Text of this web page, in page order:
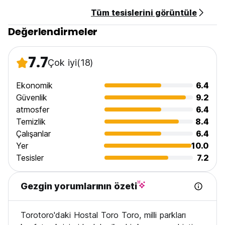
Tüm tesislerini görüntüle
Değerlendirmeler
7.7Çok iyi(18)
Ekonomik
6.4
Güvenlik
9.2
atmosfer
6.4
Temizlik
8.4
Çalışanlar
6.4
Yer
10.0
Tesisler
7.2
Gezgin yorumlarının özeti
Torotoro'daki Hostal Toro Toro, milli parkları